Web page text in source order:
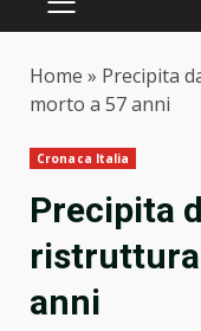
PRIMARY
Home » Precipita
morto a 57 anni
Cronaca Italia
Precipita
ristruttura
anni